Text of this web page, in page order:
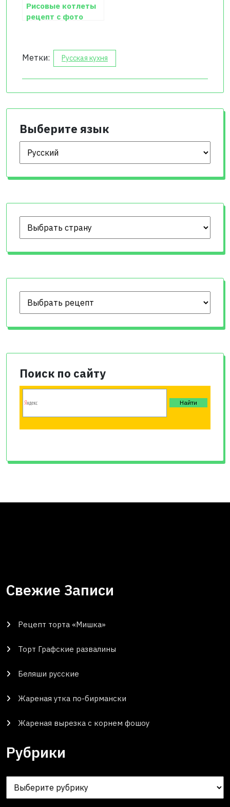
Рисовые котлеты
рецепт с фото
Метки: Русская кухня
Выберите язык
Выберите язык
Поиск по сайту
Свежие Записи
Рецепт торта «Мишка»
Торт Графские развалины
Беляши русские
Жареная утка по-бирмански
Жареная вырезка с корнем фошоу
Рубрики
Рубрики